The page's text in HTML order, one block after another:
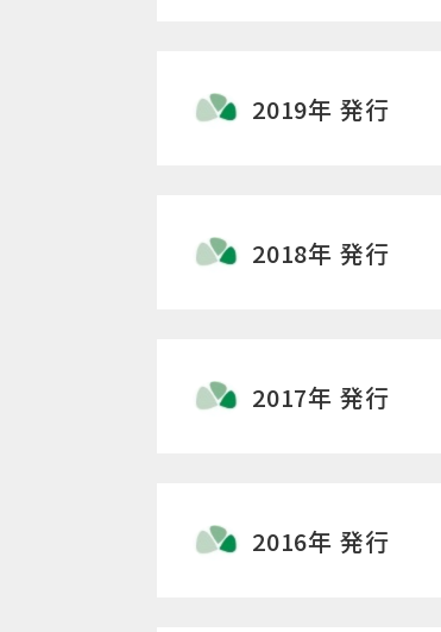
2019年 発行
2018年 発行
2017年 発行
2016年 発行